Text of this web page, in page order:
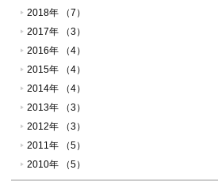
2018年 （7）
2017年 （3）
2016年 （4）
2015年 （4）
2014年 （4）
2013年 （3）
2012年 （3）
2011年 （5）
2010年 （5）